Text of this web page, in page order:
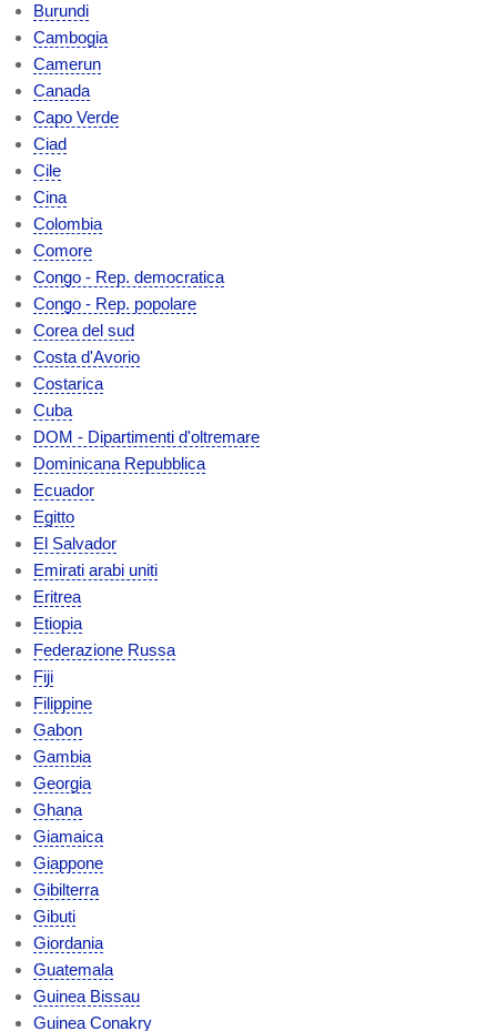
Burundi
Cambogia
Camerun
Canada
Capo Verde
Ciad
Cile
Cina
Colombia
Comore
Congo - Rep. democratica
Congo - Rep. popolare
Corea del sud
Costa d'Avorio
Costarica
Cuba
DOM - Dipartimenti d'oltremare
Dominicana Repubblica
Ecuador
Egitto
El Salvador
Emirati arabi uniti
Eritrea
Etiopia
Federazione Russa
Fiji
Filippine
Gabon
Gambia
Georgia
Ghana
Giamaica
Giappone
Gibilterra
Gibuti
Giordania
Guatemala
Guinea Bissau
Guinea Conakry